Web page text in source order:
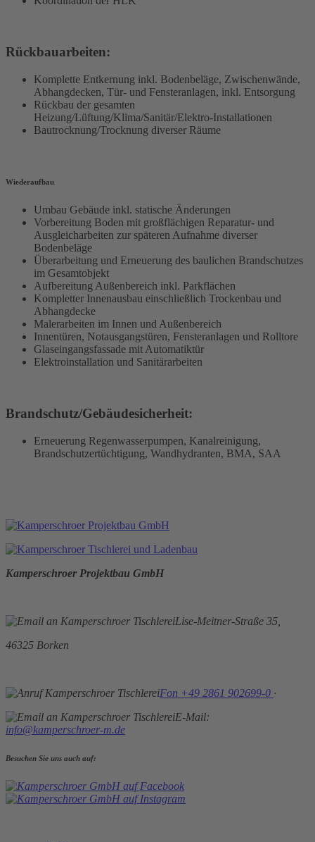
Rückbauarbeiten:
Komplette Entkernung inkl. Bodenbeläge, Zwischenwände,
Abhangdecken, Tür- und Fensteranlagen, inkl. Entsorgung
Rückbau der gesamten
Heizung/Lüftung/Klima/Sanitär/Elektro-Installationen
Bautrocknung/Trocknung diverser Räume
Wiederaufbau
Umbau Gebäude inkl. statische Änderungen
Vorbereitung Boden mit großflächigen Reparatur- und
Ausgleicharbeiten zur späteren Aufnahme diverser
Bodenbeläge
Überarbeitung und Erneuerung des baulichen Brandschutzes
im Gesamtobjekt
Aufbereitung Außenbereich inkl. Parkflächen
Kompletter Innenausbau einschließlich Trockenbau und
Abhangdecke
Malerarbeiten im Innen und Außenbereich
Innentüren, Notausgangstüren, Fensteranlagen und Rolltore
Glaseingangsfassade mit Automatiktür
Elektroinstallation und Sanitärarbeiten
Brandschutz/Gebäudesicherheit:
Erneuerung Regenwasserpumpen, Kanalreinigung,
Brandschutzertüchtigung, Wandhydranten, BMA, SAA
Kamperschroer Projektbau GmbH
Lise-Meitner-Straße 35,
46325 Borken
Fon +49 2861 902699-0 ·
E-Mail:
info@kamperschroer-m.de
Besuchen Sie uns auch auf: